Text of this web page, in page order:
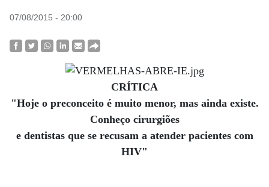
07/08/2015 - 20:00
CRÍTICA
"Hoje o preconceito é muito menor, mas ainda existe.
Conheço cirurgiões
e dentistas que se recusam a atender pacientes com
HIV"